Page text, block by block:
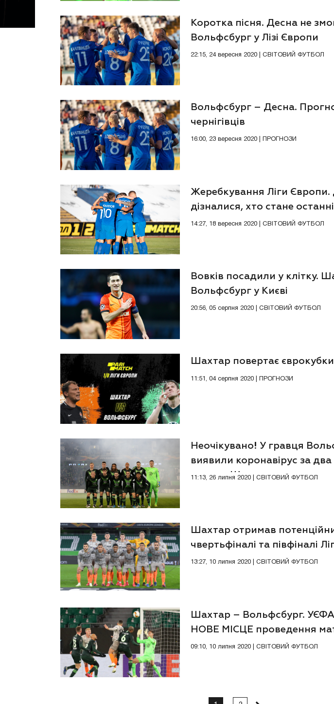
Коротка пісня. Десна не
Вольфсбург у Лізі Європи
22:15, 24 вересня 2020 | СВІТОВИЙ ФУТБОЛ
Вольфсбург – Десна.
чернігівців
16:00, 23 вересня 2020 | ПРОГНОЗИ
Жеребкування Ліги Європи.
дізналися, хто стане
шляху до групового етапу
14:27, 18 вересня 2020 | СВІТОВИЙ ФУТБОЛ
Вовків посадили у клітку.
Вольфсбург у Києві
20:56, 05 серпня 2020 | СВІТОВИЙ ФУТБОЛ
Шахтар повертає єврокубки
11:51, 04 серпня 2020 | ПРОГНОЗИ
Неочікувано! У гравця
виявили коронавірус за
матчу з Шахтарем
11:13, 26 липня 2020 | СВІТОВИЙ ФУТБОЛ
Шахтар отримав
чвертьфіналі та півфіналі
13:27, 10 липня 2020 | СВІТОВИЙ ФУТБОЛ
Шахтар – Вольфсбург.
НОВЕ МІСЦЕ проведення
09:10, 10 липня 2020 | СВІТОВИЙ ФУТБОЛ